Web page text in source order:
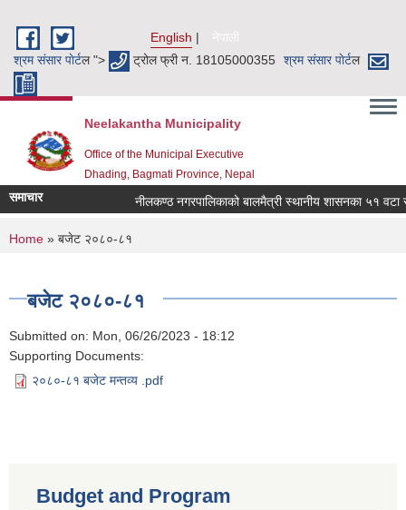
English
नेपाली
श्रम संसार पाेर्टल "> ट्रोल फ्री न. 18105000355 श्रम संसार पाेर्टल
Neelakantha Municipality
Office of the Municipal Executive
Dhading, Bagmati Province, Nepal
समाचार नीलकण्ठ नगरपालिकाको बालमैत्री स्थानीय शासनका ५१ वटा
You are here
Home » बजेट २०८०-८१
बजेट २०८०-८१
Submitted on: Mon, 06/26/2023 - 18:12
Supporting Documents:
२०८०-८१ बजेट मन्तव्य .pdf
Budget and Program